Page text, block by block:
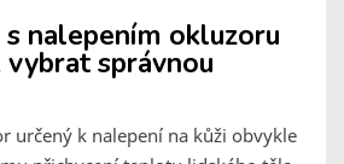
nalepením okluzoru
vybrat správnou
určený k nalepení na kůži obvykle